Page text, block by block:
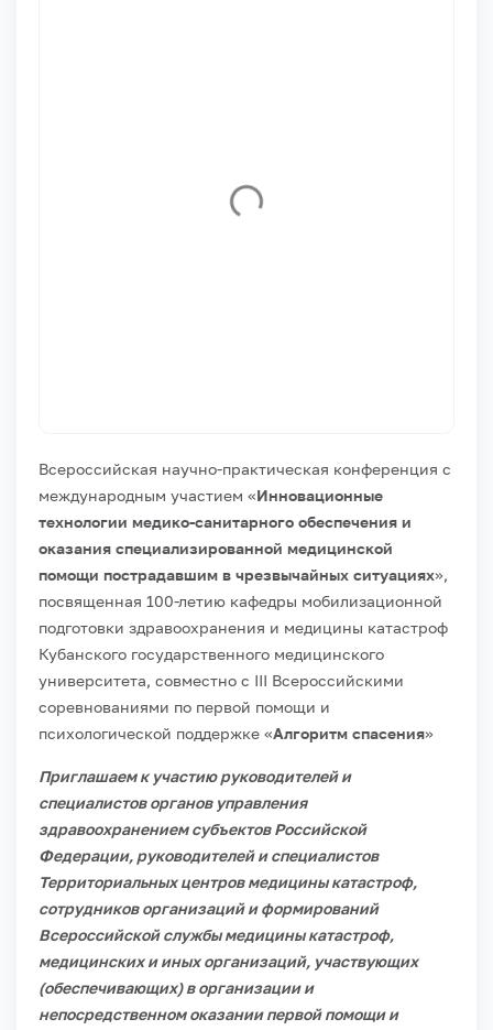
Всероссийская научно-практическая конференция с
международным участием «Инновационные
технологии медико-санитарного обеспечения и
оказания специализированной медицинской
помощи пострадавшим в чрезвычайных ситуациях»,
посвященная 100-летию кафедры мобилизационной
подготовки здравоохранения и медицины катастроф
Кубанского государственного медицинского
университета, совместно с III Всероссийскими
соревнованиями по первой помощи и
психологической поддержке «Алгоритм спасения»
Приглашаем к участию руководителей и
специалистов органов управления
здравоохранением субъектов Российской
Федерации, руководителей и специалистов
Территориальных центров медицины катастроф,
сотрудников организаций и формирований
Всероссийской службы медицины катастроф,
медицинских и иных организаций, участвующих
(обеспечивающих) в организации и
непосредственном оказании первой помощи и